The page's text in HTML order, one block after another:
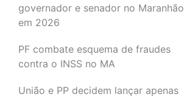
governador e senador no Maranhão
em 2026
PF combate esquema de fraudes
contra o INSS no MA
União e PP decidem lançar apenas